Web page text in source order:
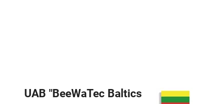
UAB "BeeWaTec Baltics